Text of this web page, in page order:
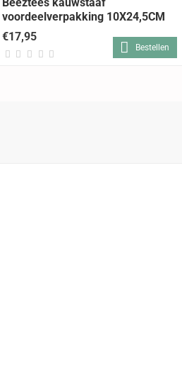
voordeelverpakking 10X24,5CM
€17,95
Bestellen